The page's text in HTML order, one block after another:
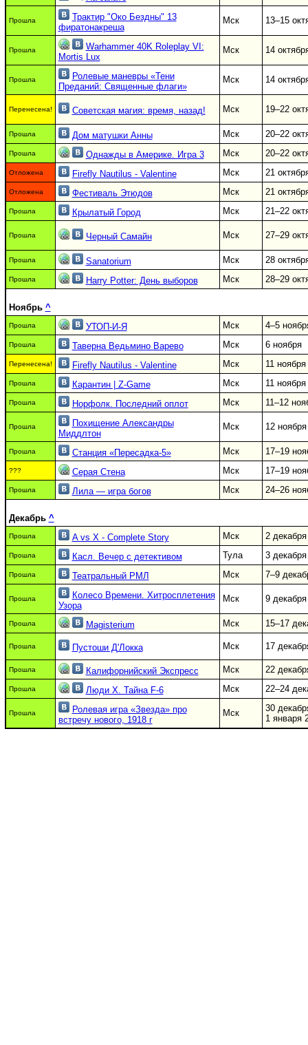
Прошла
Трактир "Око Бездны" 13
фиратонакреша
Мск 13–15
Прошла
Warhammer 40K Roleplay VI:
Mortis Lux
Мск 14
Прошла
Ролевые маневры «Тени
Преданий: Священные флаги»
Мск 14
Перенесена! Советская магия: время, назад! Мск 19–22
Прошла Дом матушки Анны Мск 20–22
Прошла Однажды в Америке. Игра 3 Мск 20–22
Отложена Firefly Nautilus - Valentine Мск 21
Отложена Фестиваль Этюдов Мск 21
Прошла Крылатый Город Мск 21–22
Прошла Черный Самайн Мск 27–29
Прошла Sanatorium Мск 28
Прошла Harry Potter: День выборов Мск 28–29
Ноябрь ^
Прошла УТОП-И-Я Мск 4–5
Прошла Таверна Ведьмино Варево Мск 6 ноября
Перенесена! Firefly Nautilus - Valentine Мск 11 ноября
Прошла Карантин | Z-Game Мск 11 ноября
Прошла Норфолк. Последний оплот Мск 11–12
Прошла
Похищение Александры
Миддлтон
Мск 12 ноября
Прошла Станция «Пересадка-5» Мск 17–19
??? Серая Стена Мск 17–19
Прошла Лила — игра богов Мск 24–26
Декабрь ^
Прошла A vs X - Complete Story Мск 2 декабря
Прошла Касл. Вечер с детективом Тула 3 декабря
Прошла Театральный РМЛ Мск 7–9
Прошла
Колесо Времени. Хитросплетения
Узора
Мск 9 декабря
Прошла Magisterium Мск 15–17
Прошла Пустоши Д'Локка Мск 17
Прошла Калифорнийский Экспресс Мск 22
Прошла Люди Х. Тайна F-6 Мск 22–24
Прошла
Ролевая игра «Звезда» про
встречу нового, 1918 г
Мск
30
1 января